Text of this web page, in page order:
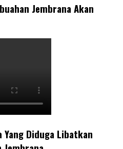
Jembrana Akan
Diduga Libatkan